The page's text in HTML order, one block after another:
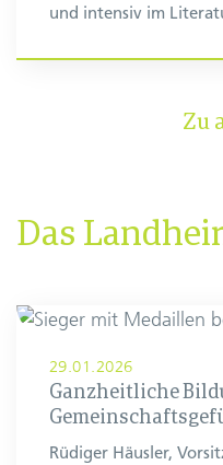
und intensiv im
Zu
Das
29.01.2026
Ganzheitliche
Rüdiger Häusler,